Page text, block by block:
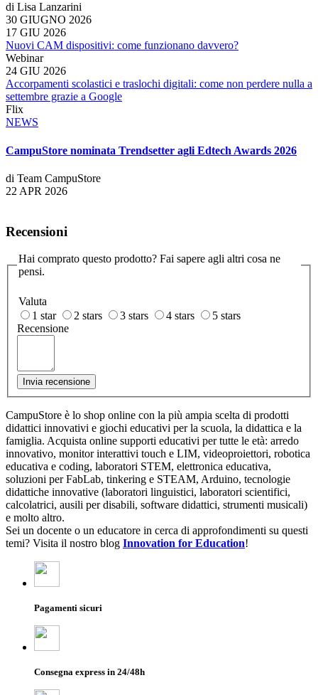
di Lisa Lanzarini
30 GIUGNO 2026
17 GIU 2026
Nuovi CAM dispositivi: come funzionano davvero?
Webinar
24 GIU 2026
Accorpamenti scolastici e traslochi digitali: come non perdere nulla a
settembre grazie a Google
Flix
NEWS
CampuStore nominata Trendsetter agli Edtech Awards 2026
di Team CampuStore
22 APR 2026
Recensioni
Hai comprato questo prodotto? Fai sapere agli altri cosa ne
pensi.
Valuta
1 star
2 stars 3 stars 4 stars
5 stars
Recensione
Invia recensione
CampuStore è lo shop online con la più ampia scelta di prodotti
didattici innovativi e giochi educativi per la scuola, la didattica e la
famiglia. Acquista online supporti educativi per tutte le età: arredo
innovativo, monitor interattivi touch e LIM, videoproiettori, robotica
educativa e coding, laboratori STEM, elettronica educativa,
soluzioni per FabLab, tinkering e STEAM, Arduino, tecnologie
didattiche innovative (laboratori linguistici, laboratori scientifici,
calcolatrici, ausili per disabili, software didattici, strumenti musicali)
e molto altro.
Sei un docente o un educatore in cerca di approfondimenti su questi
temi? Visita il nostro blog Innovation for Education!
Pagamenti sicuri
Consegna express in 24/48h